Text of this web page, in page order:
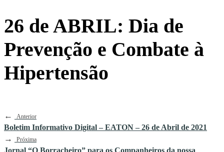
26 de ABRIL: Dia de
Prevenção e Combate à
Hipertensão
← Anterior
Boletim Informativo Digital – EATON – 26 de Abril de 2021
→ Próxima
Jornal “O Borracheiro” para os Companheiros da nossa